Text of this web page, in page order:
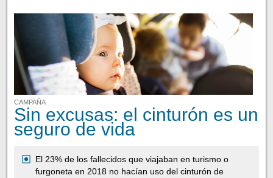
CAMPAÑA
Sin excusas: el cinturón es un
seguro de vida
El 23% de los fallecidos que viajaban en turismo o
furgoneta en 2018 no hacían uso del cinturón de